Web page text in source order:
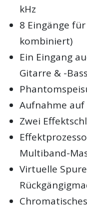
kHz
8 Eingänge
kombiniert)
Ein Eingang
Gitarre & -Bass
Aufnahme auf
Zwei
Multiband-
Virtuelle